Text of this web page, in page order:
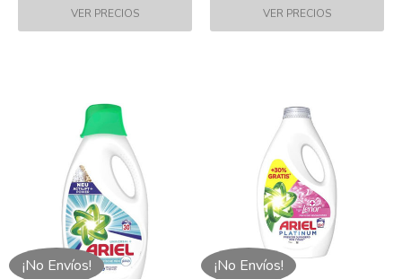
¡No Envíos! ¡No Envíos!